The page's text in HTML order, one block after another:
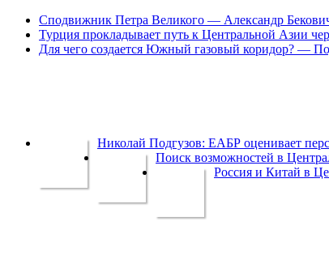
Сподвижник Петра Великого — Александр
Турция прокладывает путь к Центральной Азии
Для чего создается Южный газовый коридор? —
Николай Подгузов: ЕАБР оценивает
Поиск возможностей в
Россия и Китай в